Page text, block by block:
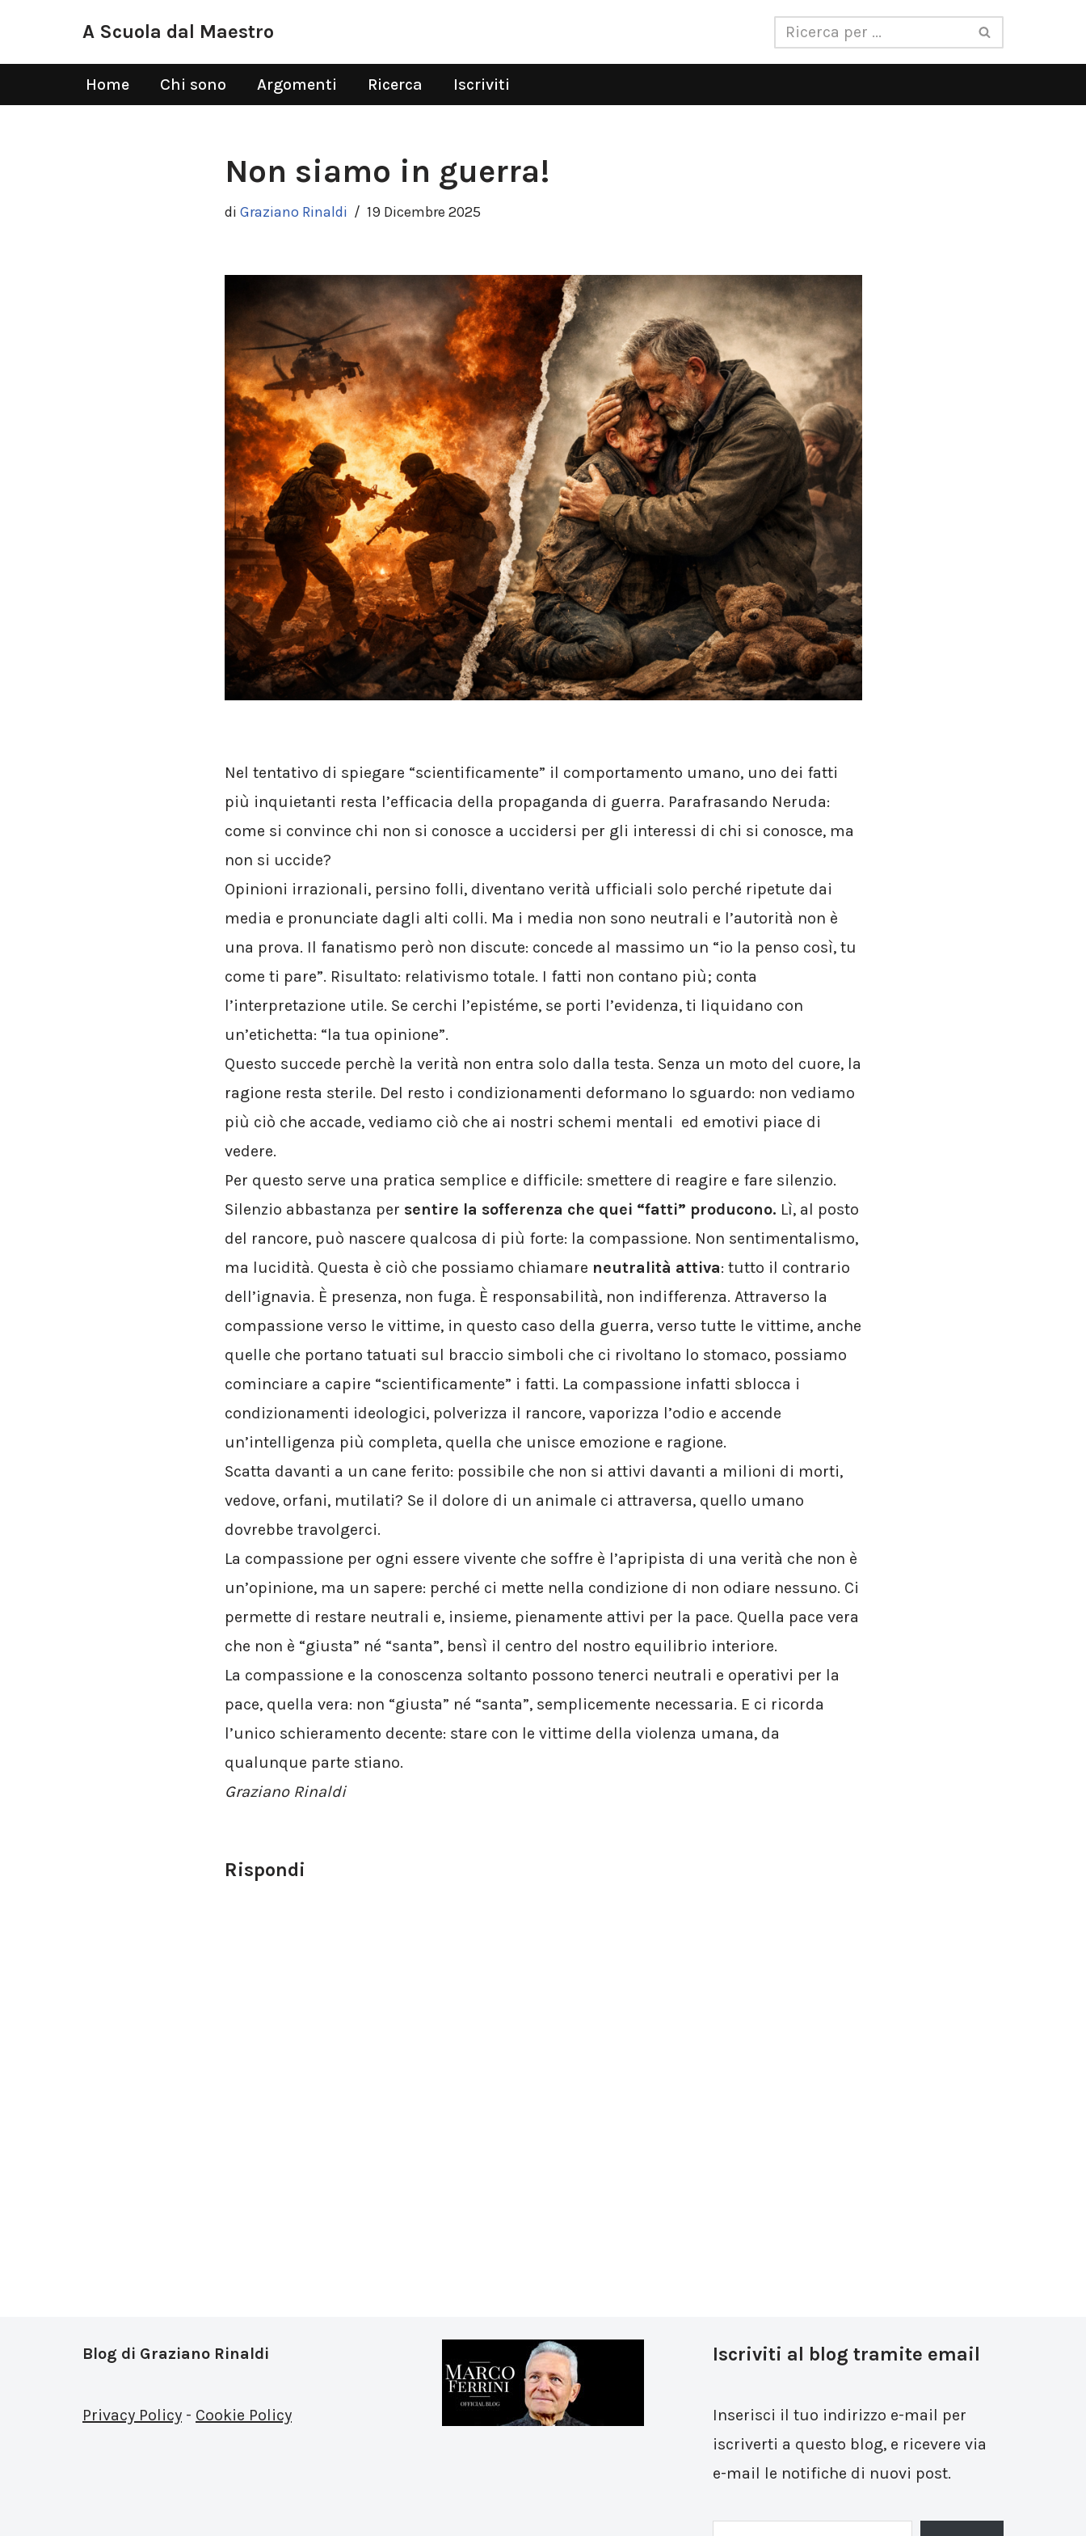
contenuto
A Scuola dal Maestro
Home Chi sono Argomenti Ricerca Iscriviti
Non siamo in guerra!
di Graziano Rinaldi 19 Dicembre 2025
Nel tentativo di spiegare “scientificamente” il comportamento umano, uno dei fatti
più inquietanti resta l’efficacia della propaganda di guerra. Parafrasando Neruda:
come si convince chi non si conosce a uccidersi per gli interessi di chi si conosce, ma
non si uccide?
Opinioni irrazionali, persino folli, diventano verità ufficiali solo perché ripetute dai
media e pronunciate dagli alti colli. Ma i media non sono neutrali e l’autorità non è
una prova. Il fanatismo però non discute: concede al massimo un “io la penso così, tu
come ti pare”. Risultato: relativismo totale. I fatti non contano più; conta
l’interpretazione utile. Se cerchi l’epistéme, se porti l’evidenza, ti liquidano con
un’etichetta: “la tua opinione”.
Questo succede perchè la verità non entra solo dalla testa. Senza un moto del cuore, la
ragione resta sterile. Del resto i condizionamenti deformano lo sguardo: non vediamo
più ciò che accade, vediamo ciò che ai nostri schemi mentali ed emotivi piace di
vedere.
Per questo serve una pratica semplice e difficile: smettere di reagire e fare silenzio.
Silenzio abbastanza per sentire la sofferenza che quei “fatti” producono. Lì, al posto
del rancore, può nascere qualcosa di più forte: la compassione. Non sentimentalismo,
ma lucidità. Questa è ciò che possiamo chiamare neutralità attiva: tutto il contrario
dell’ignavia. È presenza, non fuga. È responsabilità, non indifferenza. Attraverso la
compassione verso le vittime, in questo caso della guerra, verso tutte le vittime, anche
quelle che portano tatuati sul braccio simboli che ci rivoltano lo stomaco, possiamo
cominciare a capire “scientificamente” i fatti. La compassione infatti sblocca i
condizionamenti ideologici, polverizza il rancore, vaporizza l’odio e accende
un’intelligenza più completa, quella che unisce emozione e ragione.
Scatta davanti a un cane ferito: possibile che non si attivi davanti a milioni di morti,
vedove, orfani, mutilati? Se il dolore di un animale ci attraversa, quello umano
dovrebbe travolgerci.
La compassione per ogni essere vivente che soffre è l’apripista di una verità che non è
un’opinione, ma un sapere: perché ci mette nella condizione di non odiare nessuno. Ci
permette di restare neutrali e, insieme, pienamente attivi per la pace. Quella pace vera
che non è “giusta” né “santa”, bensì il centro del nostro equilibrio interiore.
La compassione e la conoscenza soltanto possono tenerci neutrali e operativi per la
pace, quella vera: non “giusta” né “santa”, semplicemente necessaria. E ci ricorda
l’unico schieramento decente: stare con le vittime della violenza umana, da
qualunque parte stiano.
Graziano Rinaldi
Rispondi
Blog di Graziano Rinaldi
Privacy Policy - Cookie Policy
Iscriviti al blog tramite email
Inserisci il tuo indirizzo e-mail per
iscriverti a questo blog, e ricevere via
e-mail le notifiche di nuovi post.